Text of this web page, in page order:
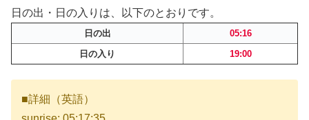
日の出・日の入りは、以下のとおりです。
日の出
05:16
日の入り
19:00
■詳細（英語）